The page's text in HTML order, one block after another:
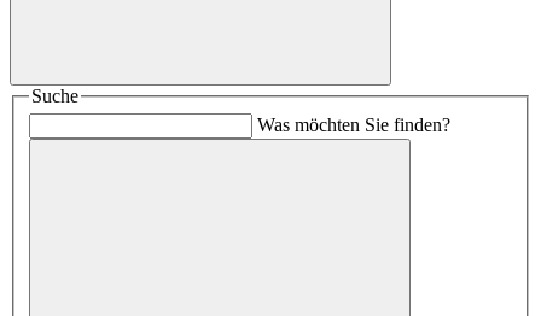
Suche
Was möchten Sie finden?